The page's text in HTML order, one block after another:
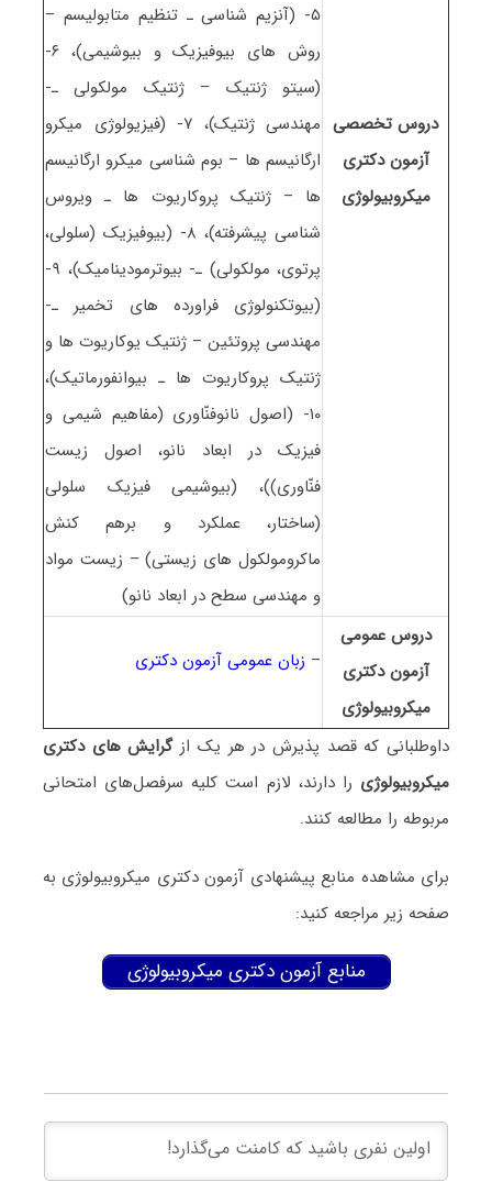
دروس تخصصی
آزمون دکتری
ﻣﻴﻜﺮوﺑﻴﻮﻟﻮژی
۵- (آنزیم شناسی ـ تنظیم متابولیسم –
روش های بیوفیزیک و بیوشیمی)، ۶-
(سیتو ژنتیک – ژنتیک مولکولی ـ-
مهندسی ژنتیک)، ۷- (فیزیولوژی میکرو
ارگانیسم ها – بوم شناسی میکرو ارگانیسم
ها – ژنتیک پروکاریوت ها ـ ویروس
شناسی پیشرفته)، ۸- (بیوفیزیک (سلولی،
پرتوی، مولکولی) ـ- بیوترمودینامیک)، ۹-
(بیوتکنولوژی فراورده های تخمیر ـ-
مهندسی پروتئین – ژنتیک یوکاریوت ها و
ژنتیک پروکاریوت ها ـ بیوانفورماتیک)،
۱۰- (اصول نانوفنّاوری (مفاهیم شیمی و
فیزیک در ابعاد نانو، اصول زیست
فنّاوری))، (بیوشیمی فیزیک سلولی
(ساختار، عملکرد و برهم کنش
ماکرومولکول های زیستی) – زیست مواد
و مهندسی سطح در ابعاد نانو)
دروس عمومی
آزمون دکتری
ﻣﻴﻜﺮوﺑﻴﻮﻟﻮژی
– زبان عمومی آزمون دکتری
داوطلبانی که قصد پذیرش در هر یک از گرایش های دکتری
ﻣﻴﻜﺮوﺑﻴﻮﻟﻮژی را دارند، لازم است کلیه سرفصل‌های امتحانی
مربوطه را مطالعه کنند.
برای مشاهده منابع پیشنهادی آزمون دکتری ﻣﻴﻜﺮوﺑﻴﻮﻟﻮژی به
صفحه زیر مراجعه کنید:
منابع آزمون دکتری ﻣﻴﻜﺮوﺑﻴﻮﻟﻮژی